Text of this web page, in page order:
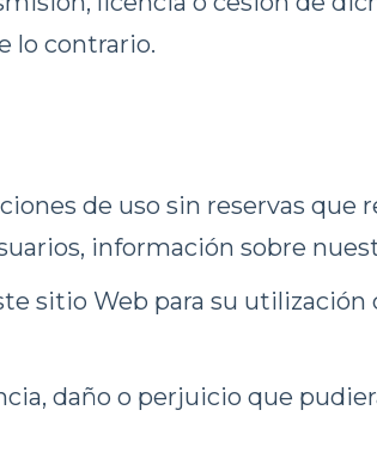
lo contrario.
de uso sin reservas que
información sobre
sitio Web para su utilización
daño o perjuicio que